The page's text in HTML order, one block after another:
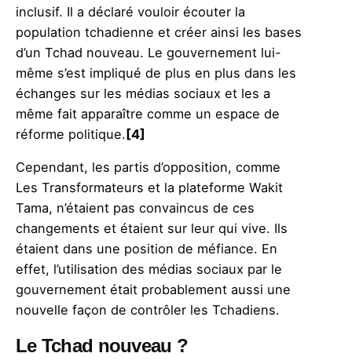
inclusif. Il a déclaré vouloir écouter la
population tchadienne et créer ainsi les bases
d’un Tchad nouveau. Le gouvernement lui-
même s’est impliqué de plus en plus dans les
échanges sur les médias sociaux et les a
même fait apparaître comme un espace de
réforme politique.[4]
Cependant, les partis d’opposition, comme
Les Transformateurs et la plateforme Wakit
Tama, n’étaient pas convaincus de ces
changements et étaient sur leur qui vive. Ils
étaient dans une position de méfiance. En
effet, l’utilisation des médias sociaux par le
gouvernement était probablement aussi une
nouvelle façon de contrôler les Tchadiens.
Le Tchad nouveau ?